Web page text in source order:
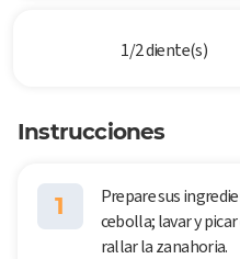
1/2 diente(s)
Instrucciones
1
Prepare sus
cebolla; lavar y
rallar la zanahoria.